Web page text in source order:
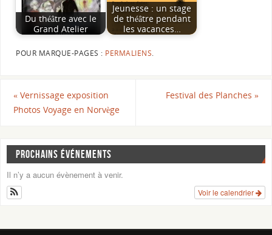
Du théâtre avec le
Grand Atelier
Jeunesse : un stage
de théâtre pendant
les vacances…
POUR MARQUE-PAGES : PERMALIENS.
« Vernissage exposition
Photos Voyage en Norvège
Festival des Planches »
PROCHAINS ÉVÉNEMENTS
Il n’y a aucun évènement à venir.
Voir le calendrier